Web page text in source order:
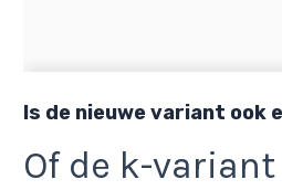
Is de nieuwe variant ook
Of de k-variant